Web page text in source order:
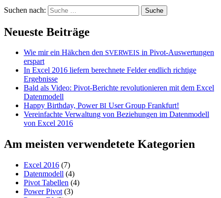
Suchen nach:
Neueste Beiträge
Wie mir ein Häkchen den SVERWEIS in Pivot-Auswertungen
erspart
In Excel 2016 liefern berechnete Felder endlich richtige
Ergebnisse
Bald als Video: Pivot-Berichte revolutionieren mit dem Excel
Datenmodell
Happy Birthday, PowerBI User Group Frankfurt!
Vereinfachte Verwaltung von Beziehungen im Datenmodell
von Excel 2016
Am meisten verwendetete Kategorien
Excel 2016 (7)
Datenmodell (4)
Pivot Tabellen (4)
Power Pivot (3)